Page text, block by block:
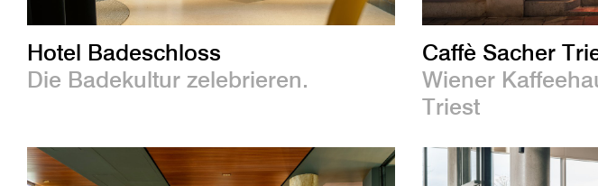
Hotel Badeschloss
Die Badekultur zelebrieren.
Caffè Sacher
Wiener
Triest